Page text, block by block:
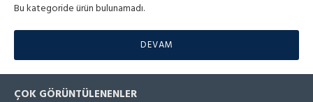
Bu kategoride ürün bulunamadı.
DEVAM
ÇOK GÖRÜNTÜLENENLER